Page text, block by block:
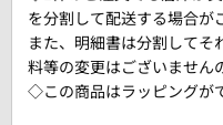
を分割して配送する場合が
また、明細書は分割して
料等の変更はございません
◇この商品はラッピングが